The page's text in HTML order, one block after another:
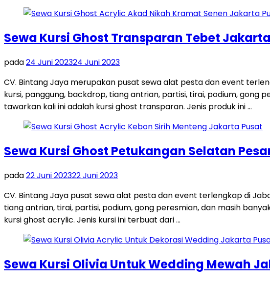
Sewa Kursi Ghost Transparan Tebet
pada24 Juni 202324 Juni 2023
CV. Bintang Jaya merupakan pusat sewa alat pesta dan event
kursi, panggung, backdrop, tiang antrian, partisi, tirai, podium, gong
tawarkan kali ini adalah kursi ghost transparan. Jenis produk ini …
Sewa Kursi Ghost Petukangan Selatan
pada22 Juni 202322 Juni 2023
CV. Bintang Jaya pusat sewa alat pesta dan event terlengkap di
tiang antrian, tirai, partisi, podium, gong peresmian, dan masih
kursi ghost acrylic. Jenis kursi ini terbuat dari …
Sewa Kursi Olivia Untuk Wedding Mewah